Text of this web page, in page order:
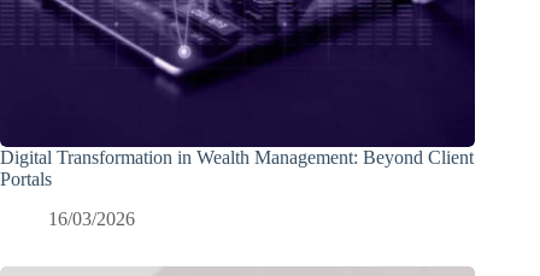
Digital Transformation in Wealth Management: Beyond Client
Portals
16/03/2026